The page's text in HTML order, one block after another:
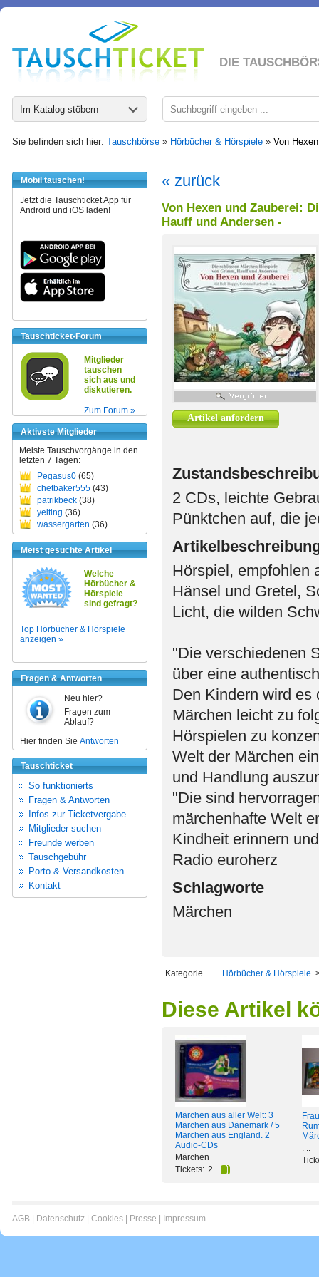
DIE
Im Katalog stöbern
Sie befinden sich hier: Tauschbörse » Hörbücher & Hörspiele » Von
Mobil tauschen!
Jetzt die Tauschticket App für
Android und iOS laden!
Tauschticket-Forum
Mitglieder
tauschen
sich aus und
diskutieren.
Zum Forum »
Aktivste Mitglieder
Meiste Tauschvorgänge in den
letzten 7 Tagen:
Pegasus0 (65)
chetbaker555 (43)
patrikbeck (38)
yeiting (36)
wassergarten (36)
Meist gesuchte Artikel
Welche
Hörbücher &
Hörspiele
sind gefragt?
Top Hörbücher & Hörspiele
anzeigen »
Fragen & Antworten
Neu hier?
Fragen zum
Ablauf?
Hier finden Sie Antworten
Tauschticket
So funktionierts
Fragen & Antworten
Infos zur Ticketvergabe
Mitglieder suchen
Freunde werben
Tauschgebühr
Porto & Versandkosten
Kontakt
« zurück
Von Hexen und Zauberei:
Hauff und Andersen -
Artikel anfordern
2 CDs, leichte
Pünktchen auf, die
Hörspiel, empfohlen
Hänsel und Gretel,
Licht, die wilden
"Die verschiedenen
über eine
Den Kindern wird es
Märchen leicht zu
Hörspielen zu
Welt der Märchen
und Handlung
"Die sind
märchenhafte Welt
Kindheit erinnern
Radio euroherz
Schlagworte
Märchen
Kategorie Hörbücher & Hörspiele
Diese Artikel
Märchen aus aller Welt: 3
Märchen aus Dänemark / 5
Märchen aus England. 2
Audio-CDs
Märchen
Tickets: 2
. ..
AGB Datenschutz Cookies Presse Impressum